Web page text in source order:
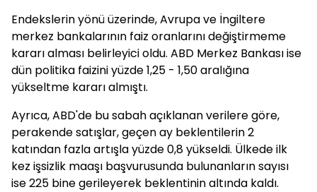
Endekslerin yönü üzerinde, Avrupa ve İngiltere
merkez bankalarının faiz oranlarını değiştirmeme
kararı alması belirleyici oldu. ABD Merkez Bankası ise
dün politika faizini yüzde 1,25 - 1,50 aralığına
yükseltme kararı almıştı.
Ayrıca, ABD'de bu sabah açıklanan verilere göre,
perakende satışlar, geçen ay beklentilerin 2
katından fazla artışla yüzde 0,8 yükseldi. Ülkede ilk
kez işsizlik maaşı başvurusunda bulunanların sayısı
ise 225 bine gerileyerek beklentinin altında kaldı.